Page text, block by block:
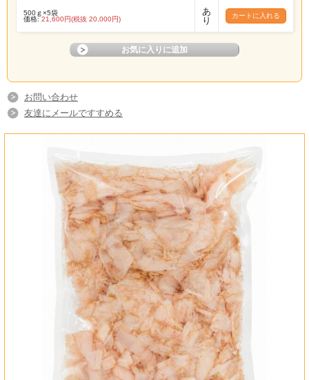
ような力強い香りとはまた違い、澄んだ味わいと上品な
マグロ節は香りが穏やかで、だしが前に出すぎませ
ん。白身魚、豆腐、卵、野菜など、繊細な味わいの
れます。
昆布だしとの相性も抜群です
昆布だしと合わせることで、やさしい旨みと上品な奥行
きが生まれます。昆布の旨みを邪魔せず、素材の味も引
き立てるため、すっきりとした合わせだしに仕上がりま
お吸い物、茶碗蒸し、湯豆腐、だし巻き卵
500ｇ×5袋
価格:21,600円(税抜 20,000円)
あ
り
お問い合わせ
友達にメールですすめる